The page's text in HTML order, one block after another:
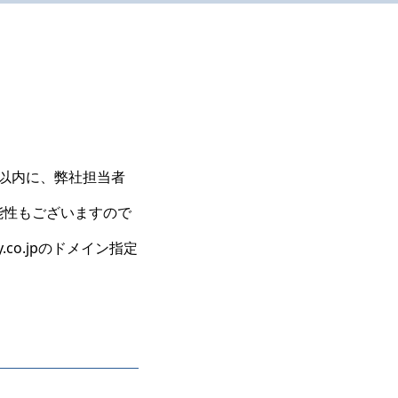
内に、弊社担当者
もございますので
のドメイン指定